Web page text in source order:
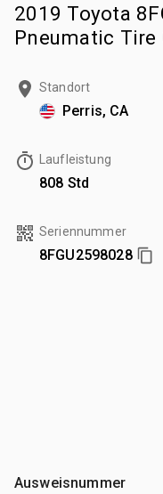
2019 Toyota
Pneumatic Tire
Standort
Perris, CA
Laufleistung
808 Std
Seriennummer
8FGU2598028
Ausweisnummer